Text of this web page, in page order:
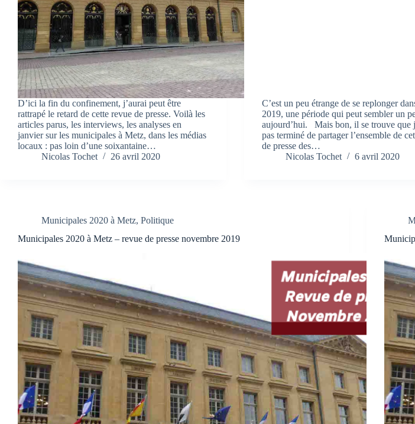
D’ici la fin du confinement, j’aurai peut être
rattrapé le retard de cette revue de presse. Voilà les
articles parus, les interviews, les analyses en
janvier sur les municipales à Metz, dans les médias
locaux : pas loin d’une soixantaine…
Nicolas Tochet
26 avril 2020
C’est un peu étrange de se replonger
2019, une période qui peut sembler un
aujourd’hui. Mais bon, il se trouve que
pas terminé de partager l’ensemble de
de presse des…
Nicolas Tochet
6 avril 2020
Municipales 2020 à Metz, Politique
Municipales 2020 à Metz – revue de presse novembre 2019